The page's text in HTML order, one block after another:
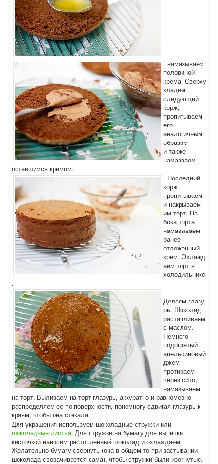
намазываем
половиной
крема. Сверху
кладем
следующий
корж,
пропитываем
его
аналогичным
образом
и также
намазваем
оставшимся кремом.
Последний
корж
пропитываем
и накрываем
им торт. На
бока торта
намазываем
ранее
отложенный
крем. Охлажд
аем торт в
холодильнике
.
Делаем глазу
рь. Шоколад
растапливаем
с маслом.
Немного
подогретый
апельсиновый
джем
протираем
через сито,
намазываем
на торт. Выливаем на торт глазурь, аккуратно и равномерно
распределяем ее по поверхности, понемногу сдвигая глазурь к
краям, чтобы она стекала.
Для украшения используем шоколадные стружки или
шоколадные листья. Для стружки на бумагу для выпечки
кисточкой наносим растопленный шоколад и охлаждаем.
Желательно бумагу свернуть (она в общем то при застывании
шоколада сворачивается сама), чтобы стружки были изогнутые.